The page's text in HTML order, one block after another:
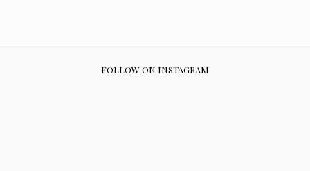
FOLLOW ON INSTAGRAM